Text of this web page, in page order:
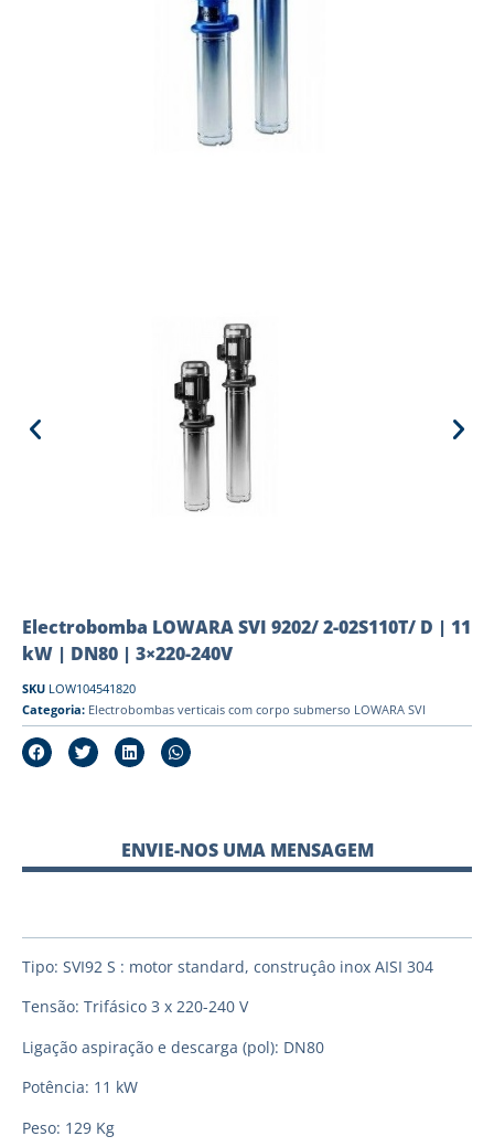
Electrobomba LOWARA SVI 9202/ 2-02S110T/ D | 11
kW | DN80 | 3×220-240V
SKU LOW104541820
Categoria: Electrobombas verticais com corpo submerso LOWARA SVI
ENVIE-NOS UMA MENSAGEM
Tipo: SVI92 S : motor standard, construçâo inox AISI 304
Tensão: Trifásico 3 x 220-240 V
Ligação aspiração e descarga (pol): DN80
Potência: 11 kW
Peso: 129 Kg